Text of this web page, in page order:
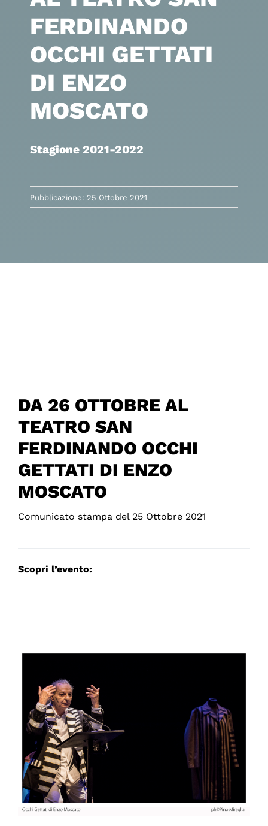
FERDINANDO
OCCHI GETTATI
DI ENZO
MOSCATO
Stagione 2021-2022
Pubblicazione: 25 Ottobre 2021
DA 26 OTTOBRE AL
TEATRO SAN
FERDINANDO OCCHI
GETTATI DI ENZO
MOSCATO
Comunicato stampa del 25 Ottobre 2021
Scopri l’evento: